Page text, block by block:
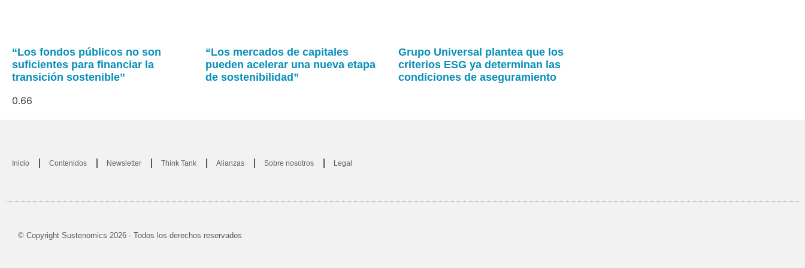
“Los fondos públicos no son
suficientes para financiar la
transición sostenible”
“Los mercados de capitales
pueden acelerar una nueva etapa
de sostenibilidad”
Grupo Universal plantea que los
criterios ESG ya determinan las
condiciones de aseguramiento
Inicio Contenidos Newsletter Think Tank Alianzas Sobre nosotros Legal
© Copyright Sustenomics 2026 - Todos los derechos reservados